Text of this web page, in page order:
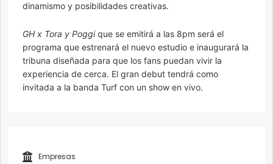
dinamismo y posibilidades creativas.
GH x Tora y Poggique se emitirá a las 8pm será el
programa que estrenará el nuevo estudio e inaugurará la
tribuna diseñada para que los fans puedan vivir la
experiencia de cerca. El gran debut tendrá como
invitada a la banda Turf con un show en vivo.
Empresas